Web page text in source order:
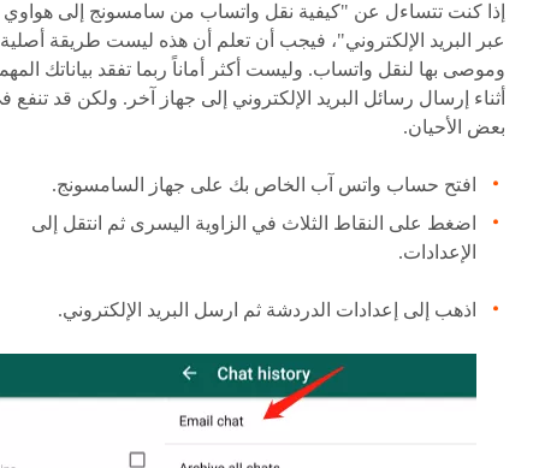
إذا كنت تتساءل عن "كيفية نقل واتساب من سامسونج إلى هواوي
عبر البريد الإلكتروني"، فيجب أن تعلم أن هذه ليست طريقة أصلية
وموصى بها لنقل واتساب. وليست أكثر أماناً ربما تفقد بياناتك
أثناء إرسال رسائل البريد الإلكتروني إلى جهاز آخر. ولكن قد تنفع
بعض الأحيان.
افتح حساب واتس آب الخاص بك على جهاز السامسونج.
اضغط على النقاط الثلاث في الزاوية اليسرى ثم انتقل إلى
الإعدادات.
اذهب إلى إعدادات الدردشة ثم ارسل البريد الإلكتروني.